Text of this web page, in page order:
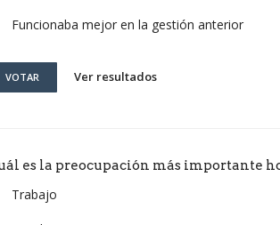
Funcionaba mejor en la gestión anterior
VOTAR Ver resultados
es la preocupación más importante
Trabajo